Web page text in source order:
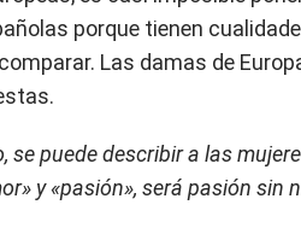
porque tienen
Las damas de
se puede describir a las
y «pasión», será pasión sin